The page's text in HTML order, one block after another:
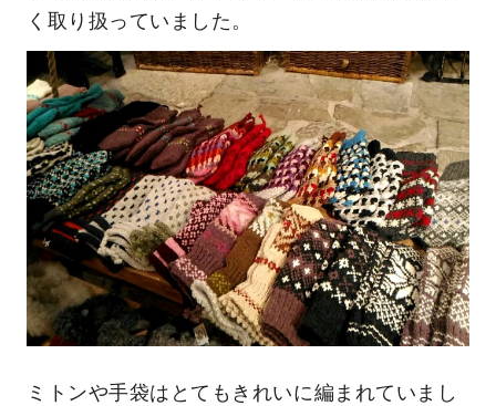
く取り扱っていました。
ミトンや手袋はとてもきれいに編まれていまし